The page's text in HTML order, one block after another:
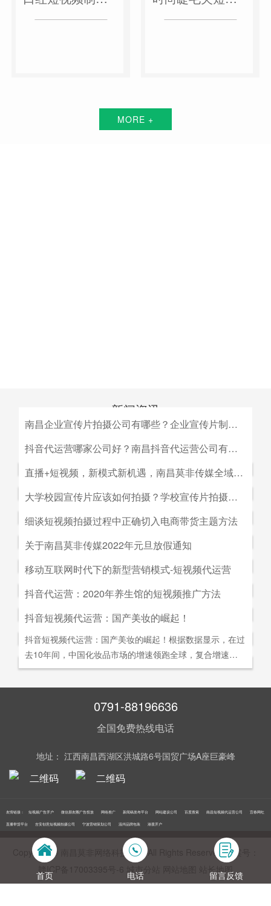
MORE +
新闻资讯
南昌企业宣传片拍摄公司有哪些？企业宣传片制作公司哪家好
南昌企业宣传片拍摄公司有哪些？企业宣传片制作公司哪家
视宣传的规模，似乎企业宣传片是大企业才做得起的东西。
而事实上，正是因为公司规模小，才需要通过一个企业形象
片的包装，给经销商客户等以信心。
抖音代运营哪家公司好？南昌抖音代运营公司有哪些？
抖音代运营哪家公司好？南昌抖音代运营公司有哪些？抖音
何选择抖音代运营公司呢，首先我们要先了解抖音代运营的
主要工作有哪些，抖音代运营公司会帮助我们做什么，什么
是我们自己做不到的，随着抖音的流行，抖音代运营的发展
前景是非常好的。
直播+短视频，新模式新机遇，南昌莫非传媒全域营销平台全新低成本精准拓客！
直播+短视频，新模式新机遇，南昌莫非传媒全域营销平台
会对市场营销造成深远的影响，引领企业走向下一场变革。
2G时代，消费者实现了通讯的自由；3G时代，视频通话和
移动数据技术的兴起推动了智能手机的发展；到了4G技术
的普及，成为了视频流媒体、移动应用和程序化广告发展的
信息的接收已经从图文时代转向了视听时代，而营销方式也
从单一的PC搜索引擎向多媒体、多领域转移，短视频、直
大学校园宣传片应该如何拍摄？学校宣传片拍摄出来有哪些作用？
大学校园宣传片应该如何拍摄？学校宣传片拍摄出来有哪些
始陆续的展开，而为了配合更好的招生进行学校文化建设，
都会拍摄一些大学宣传片来吸引更多学生，进而达到校园招
生的目的。那么，大学宣传片如何拍摄呢？有哪些作用？下
面小编就来为大家简单介绍一下。
细谈短视频拍摄过程中正确切入电商带货主题方法
细谈短视频拍摄过程中正确切入电商带货主题方法。短视频
一是创建自己的个人IP品牌,比如李子柒；二是创建代表生
活方式的品牌, 比如“一条”。前者就是基于达人的影响力创
建品牌,以IP名为品牌名,以达人为 品牌背书,这种模式其实更
像粉丝经济。普通用户受短视频内容的吸引 成为达人的粉
丝,进而成为产生实际购买行为的用户。实践证明,只要 IP足
够打动人心,他们就能爆发出巨大的影响力。以李子柒为例,
李子柒凭借短视频积累了千万粉丝,后在淘宝平台开设店铺,
关于南昌莫非传媒2022年元旦放假通知
关于南昌莫非传媒2022年元旦放假通知.元旦：1月1日（星
月4日（星期二）上班。在此期间，如果您有需要我们提供
服务的地方可直接在网站留言板块进行留言，上班后，我们
会及时回复；如有紧急事项可拨打0791-88196636进行咨
询。
移动互联网时代下的新型营销模式-短视频代运营
移动互联网时代下的新型营销模式-短视频代运营。创意营
的含义发生了新的变化，是以创意表达的内容为连接的、以
社交分享和算法匹配为，主要传播信道的用户参与共创的新
型整合营销模式。
抖音代运营：2020年养生馆的短视频推广方法
抖音代运营：2020年养生馆的短视频推广方法.南昌莫非文
告及网络营销领域的公司，是国内领先的一站式全网营销推
广创新型服务平台。主营：蓝V认证，抖音，快手短视频代
理，搜索引擎营销，关键词优化，网站建设，SEO网站优
化，SEM竞价优化，小程序制作，网络推广，网络营销，
设计，LOGO设计，口碑优化，品牌形象设计，获客推广，
网站定制，APP开发，软件制作，网络公关，网站推广，海
告等等业务！在江西更多人选择南昌莫非传媒！
抖音短视频代运营：国产美妆的崛起！
抖音短视频代运营：国产美妆的崛起！根据数据显示，在过
去10年间，中国化妆品市场的增速领跑全球，复合增速达9.
5%。庞大的市场让国产美妆迅速崛起，其中，完美日记一
0791-88196636
全国免费热线电话
地址： 江西南昌西湖区洪城路6号国贸广场A座巨豪峰
友情链接： 短视频广告开户 微信朋友圈广告投放 网络推广 新闻稿发布平台 网站建设公司 百度搜索 南昌短视频代运营公司 宜春网红
直播带货平台 吉安创意短视频拍摄公司 宁波营销策划公司 温州品牌包装 港股开户
Copyright © 南昌莫非网络科技公司 All Rights Reserved 备案号：
赣ICP备17003395号‍-6
城市分站 站长地图
首页 电话 留言反馈